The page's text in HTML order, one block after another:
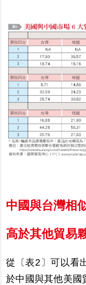
中國與台灣相
高於其他貿易
從〔表2 〕可以看
於中國與其他美國